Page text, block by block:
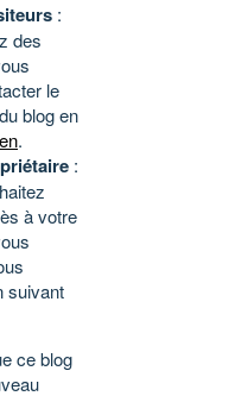
:
des
le
blog en
.
:
à votre
suivant
ce blog